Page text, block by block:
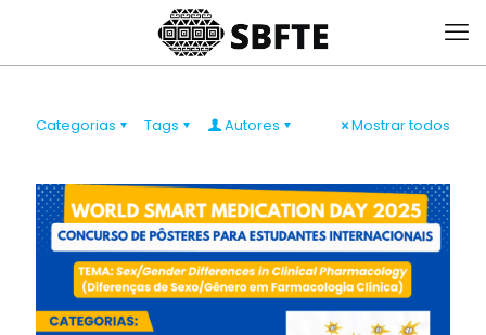
Categorias Tags Autores Mostrar todos